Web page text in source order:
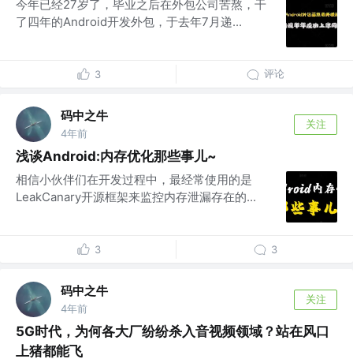
今年已经27岁了，毕业之后在外包公司苦熬，干
了四年的Android开发外包，于去年7月递...
3 评论
码中之牛
4年前
关注
浅谈Android:内存优化那些事儿~
相信小伙伴们在开发过程中，最经常使用的是
LeakCanary开源框架来监控内存泄漏存在的...
3 3
码中之牛
4年前
关注
5G时代，为何各大厂纷纷杀入音视频领域？站在风口
上猪都能飞